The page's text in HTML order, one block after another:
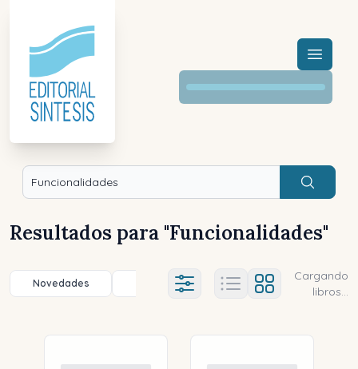
Menú
Buscar
Resultados para "Funcionalidades"
Novedades Título (a-z) Título (z-a)
Ajustes abierto
Cargando
libros...